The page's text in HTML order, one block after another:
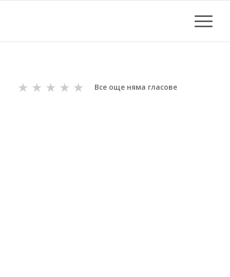
★
★
★
★
★ Все още няма гласове